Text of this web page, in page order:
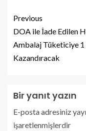
Previous
DOA ile İade Edilen
Ambalaj Tüketiciye 1
Kazandıracak
Bir yanıt yazın
E-posta adresiniz
işaretlenmişlerdir